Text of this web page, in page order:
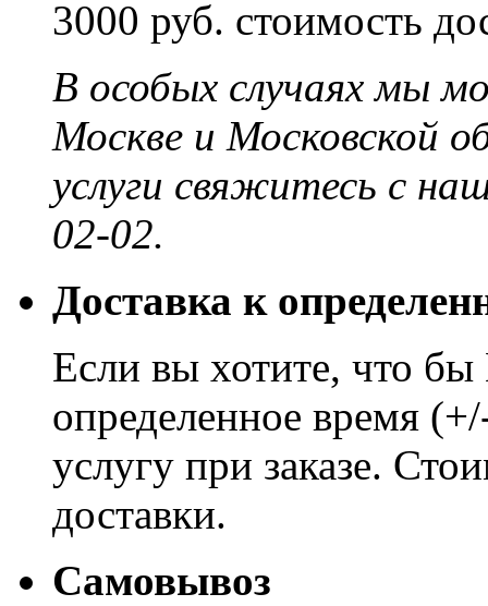
3000 руб. стоимость
В особых случаях мы
Москве и Московской
услуги свяжитесь с
02-02.
Доставка к
Если вы хотите, что
определенное время
услугу при заказе.
доставки.
Самовывоз